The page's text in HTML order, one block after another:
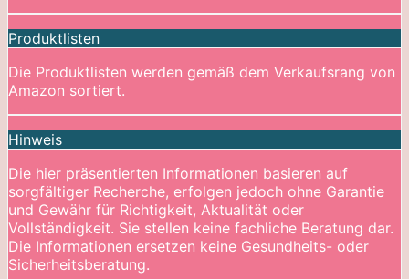
Produktlisten
Die Produktlisten werden gemäß dem Verkaufsrang von
Amazon sortiert.
Hinweis
Die hier präsentierten Informationen basieren auf
sorgfältiger Recherche, erfolgen jedoch ohne Garantie
und Gewähr für Richtigkeit, Aktualität oder
Vollständigkeit. Sie stellen keine fachliche Beratung dar.
Die Informationen ersetzen keine Gesundheits- oder
Sicherheitsberatung.